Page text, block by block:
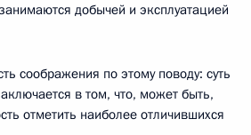
добычей и эксплуатацией
соображения по этому поводу: суть
в том, что, может быть,
отметить наиболее отличившихся